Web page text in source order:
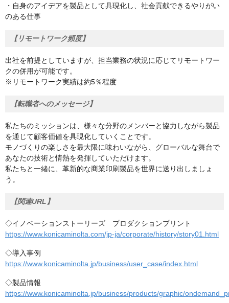
・自身のアイデアを製品として具現化し、社会貢献できるやりがい
のある仕事
【リモートワーク頻度】
出社を前提としていますが、担当業務の状況に応じてリモートワー
クの併用が可能です。
※リモートワーク実績は約5％程度
【転職者へのメッセージ】
私たちのミッションは、様々な分野のメンバーと協力しながら製品
を通じて顧客価値を具現化していくことです。
モノづくりの楽しさを最大限に味わいながら、グローバルな舞台で
あなたの技術と情熱を発揮していただけます。
私たちと一緒に、革新的な商業印刷製品を世界に送り出しましょ
う。
【関連URL】
◇イノベーションストーリーズ プロダクションプリント
https://www.konicaminolta.com/jp-ja/corporate/history/story01.html
◇導入事例
https://www.konicaminolta.jp/business/user_case/index.html
◇製品情報
https://www.konicaminolta.jp/business/products/graphic/